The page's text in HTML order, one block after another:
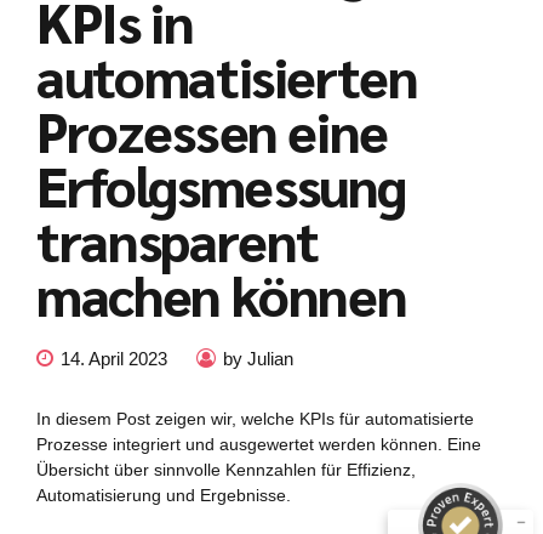
KPIs in
automatisierten
Prozessen eine
Erfolgsmessung
transparent
machen können
14. April 2023 by Julian
In diesem Post zeigen wir, welche KPIs für automatisierte
Prozesse integriert und ausgewertet werden können. Eine
Übersicht über sinnvolle Kennzahlen für Effizienz,
Automatisierung und Ergebnisse.
Kundenbewertungen und Erfahrungen zu
100
%
ProvenExpert.com
SEHR GUT